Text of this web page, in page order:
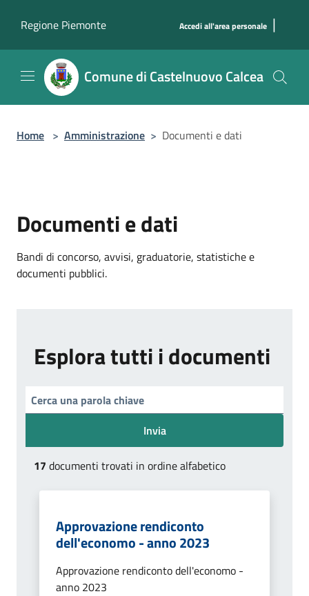
Regione Piemonte
Accedi all'area personale |
Comune di Castelnuovo Calcea
Home > Amministrazione > Documenti e dati
Documenti e dati
Bandi di concorso, avvisi, graduatorie, statistiche e
documenti pubblici.
Esplora tutti i documenti
Invia
17 documenti trovati in ordine alfabetico
Approvazione rendiconto
dell'economo - anno 2023
Approvazione rendiconto dell'economo -
anno 2023